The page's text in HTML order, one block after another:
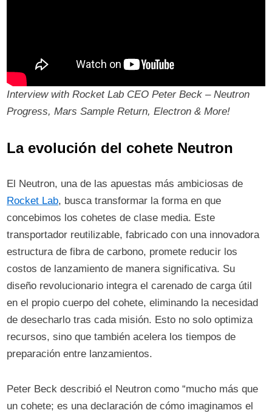
Interview with Rocket Lab CEO Peter Beck – Neutron
Progress, Mars Sample Return, Electron & More!
La evolución del cohete Neutron
El Neutron, una de las apuestas más ambiciosas de
Rocket Lab, busca transformar la forma en que
concebimos los cohetes de clase media. Este
transportador reutilizable, fabricado con una innovadora
estructura de fibra de carbono, promete reducir los
costos de lanzamiento de manera significativa. Su
diseño revolucionario integra el carenado de carga útil
en el propio cuerpo del cohete, eliminando la necesidad
de desecharlo tras cada misión. Esto no solo optimiza
recursos, sino que también acelera los tiempos de
preparación entre lanzamientos.
Peter Beck describió el Neutron como “mucho más que
un cohete; es una declaración de cómo imaginamos el